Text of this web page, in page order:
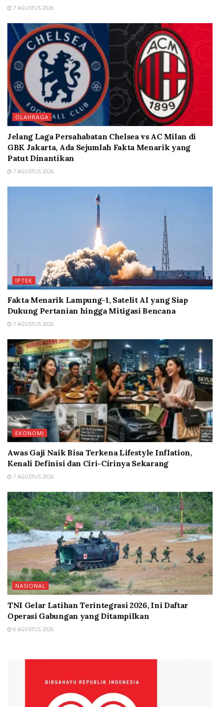
7 AGUSTUS 2026
OLAHRAGA
Jelang Laga Persahabatan Chelsea vs AC Milan di
GBK Jakarta, Ada Sejumlah Fakta Menarik yang
Patut Dinantikan
7 AGUSTUS 2026
IPTEK
Fakta Menarik Lampung-1, Satelit AI yang Siap
Dukung Pertanian hingga Mitigasi Bencana
7 AGUSTUS 2026
EKONOMI
Awas Gaji Naik Bisa Terkena Lifestyle Inflation,
Kenali Definisi dan Ciri-Cirinya Sekarang
7 AGUSTUS 2026
NASIONAL
TNI Gelar Latihan Terintegrasi 2026, Ini Daftar
Operasi Gabungan yang Ditampilkan
6 AGUSTUS 2026